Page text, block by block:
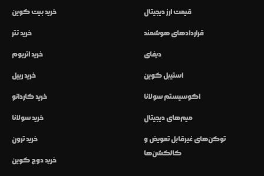
خرید بیت کوین
خرید تتر
خرید اتریوم
خرید ریپل
خرید کاردانو
خرید سولانا
خرید ترون
خرید دوج کوین
قیمت ارز دیجیتال
قراردادهای هوشمند
دیفای
استیبل کوین
اکوسیستم سولانا
میم‌های دیجیتال
توکن‌های غیرقابل تعویض و
کالکشن‌ها